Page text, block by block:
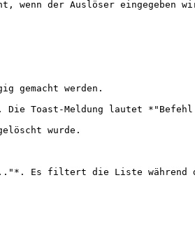
der Auslöser eingegeben
gemacht werden.
Toast-Meldung lautet
wurde.
Es filtert die Liste während